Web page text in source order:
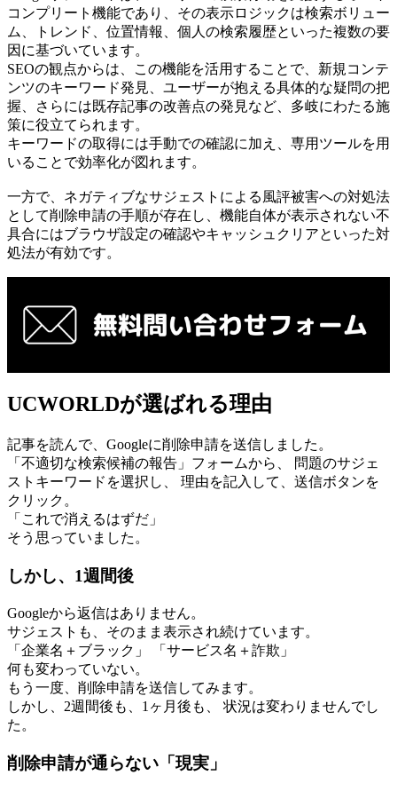
コンプリート機能であり、その表示ロジックは検索ボリュー
ム、トレンド、位置情報、個人の検索履歴といった複数の要
因に基づいています。
SEOの観点からは、この機能を活用することで、新規コンテ
ンツのキーワード発見、ユーザーが抱える具体的な疑問の把
握、さらには既存記事の改善点の発見など、多岐にわたる施
策に役立てられます。
キーワードの取得には手動での確認に加え、専用ツールを用
いることで効率化が図れます。
一方で、ネガティブなサジェストによる風評被害への対処法
として削除申請の手順が存在し、機能自体が表示されない不
具合にはブラウザ設定の確認やキャッシュクリアといった対
処法が有効です。
UCWORLDが選ばれる理由
記事を読んで、Googleに削除申請を送信しました。
「不適切な検索候補の報告」フォームから、 問題のサジェ
ストキーワードを選択し、 理由を記入して、送信ボタンを
クリック。
「これで消えるはずだ」
そう思っていました。
しかし、1週間後
Googleから返信はありません。
サジェストも、そのまま表示され続けています。
「企業名＋ブラック」 「サービス名＋詐欺」
何も変わっていない。
もう一度、削除申請を送信してみます。
しかし、2週間後も、1ヶ月後も、 状況は変わりませんでし
た。
削除申請が通らない「現実」